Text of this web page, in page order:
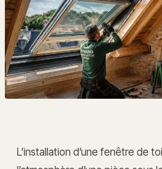
L’installation d’une fenêtre de